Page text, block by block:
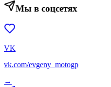
Мы в соцсетях
VK
vk.com/evgeny_motogp
→